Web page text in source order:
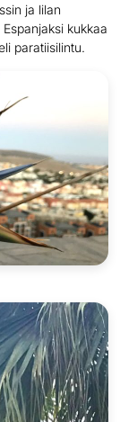
ja lilan
kukkaa
paratiisilintu.